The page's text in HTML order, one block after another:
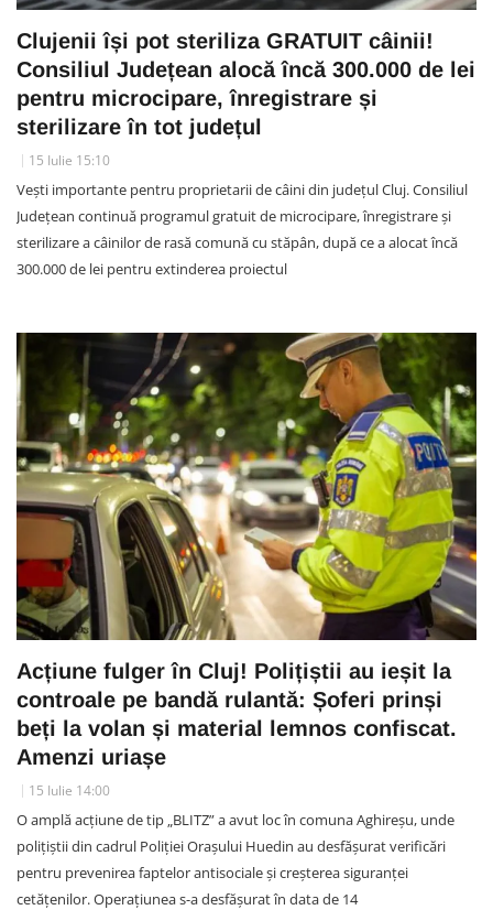
Clujenii își pot steriliza GRATUIT câinii!
Consiliul Județean alocă încă 300.000 de lei
pentru microcipare, înregistrare și
sterilizare în tot județul
15 Iulie 15:10
Vești importante pentru proprietarii de câini din județul Cluj. Consiliul
Județean continuă programul gratuit de microcipare, înregistrare și
sterilizare a câinilor de rasă comună cu stăpân, după ce a alocat încă
300.000 de lei pentru extinderea proiectul
Acțiune fulger în Cluj! Polițiștii au ieșit la
controale pe bandă rulantă: Șoferi prinși
beți la volan și material lemnos confiscat.
Amenzi uriașe
15 Iulie 14:00
O amplă acțiune de tip „BLITZ” a avut loc în comuna Aghireșu, unde
polițiștii din cadrul Poliției Orașului Huedin au desfășurat verificări
pentru prevenirea faptelor antisociale și creșterea siguranței
cetățenilor. Operațiunea s-a desfășurat în data de 14